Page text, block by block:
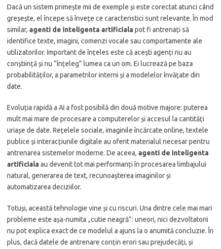
Dacă un sistem primește mii de exemple și este corectat atunci când
greșește, el începe să învețe ce caracteristici sunt relevante. În mod
similar, agenti de inteligenta artificialapot fi antrenați să
identifice texte, imagini, comenzi vocale sau comportamente ale
utilizatorilor. Important de înțeles este că acești agenți nu au
conștiință și nu “înțeleg” lumea ca un om. Ei lucrează pe baza
probabilităților, a parametrilor interni și a modelelor învățate din
date.
Evoluția rapidă a AI a fost posibilă din două motive majore: puterea
mult mai mare de procesare a computerelor și accesul la cantități
uriașe de date. Rețelele sociale, imaginile încărcate online, textele
publice și interacțiunile digitale au oferit materialul necesar pentru
antrenarea sistemelor moderne. De aceea, agenti de inteligenta
artificialaau devenit tot mai performanți în procesarea limbajului
natural, generarea de text, recunoașterea imaginilor și
automatizarea deciziilor.
Totuși, această tehnologie vine și cu riscuri. Una dintre cele mai mari
probleme este așa-numita „cutie neagră”: uneori, nici dezvoltatorii
nu pot explica exact de ce modelul a ajuns la o anumită concluzie. În
plus, dacă datele de antrenare conțin erori sau prejudecăți, și